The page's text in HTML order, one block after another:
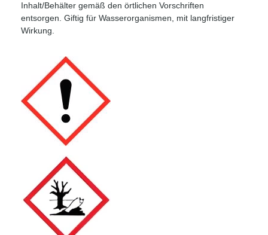
Inhalt/Behälter gemäß den örtlichen Vorschriften
entsorgen. Giftig für Wasserorganismen, mit langfristiger
Wirkung.